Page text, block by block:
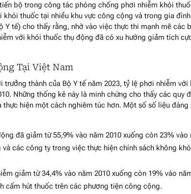
bộ trong công tác phòng chống phơi nhiễm khói
thuốc tại nhiều khu vực công cộng và trong gia
tế) cho thấy rằng, nhờ vào việc thực thi mạnh mẽ các
với khói thuốc thụ động đã có xu hướng giảm tích
Tại Việt Nam
thành của Bộ Y tế năm 2023, tỷ lệ phơi nhiễm với
Những thống kê này là minh chứng cho thấy các quy
hiện một cách nghiêm túc hơn. Một số số liệu đáng
đã giảm từ 55,9% vào năm 2010 xuống còn 23% vào
các công ty trong việc thực hiện chính sách không
giảm từ 34,4% vào năm 2010 xuống còn 19% vào
cấm hút thuốc trên các phương tiện công cộng.